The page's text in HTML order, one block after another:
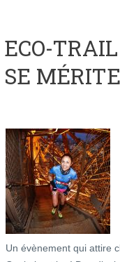
ECO-TRAIL
SE
Un évènement qui attire